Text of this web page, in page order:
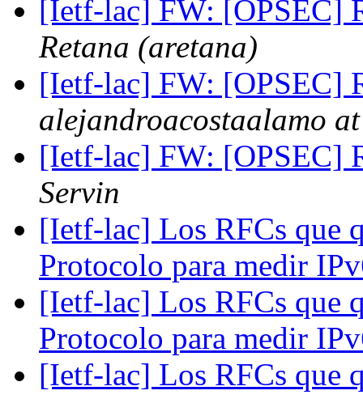
[Ietf-lac] FW: [OPSEC]
Retana (aretana)
[Ietf-lac] FW: [OPSEC]
alejandroacostaalamo
[Ietf-lac] FW: [OPSEC]
Servin
[Ietf-lac] Los RFCs que
Protocolo para medir
[Ietf-lac] Los RFCs que
Protocolo para medir
[Ietf-lac] Los RFCs que